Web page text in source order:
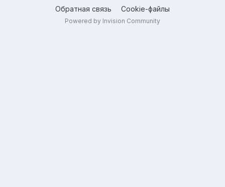
Обратная связь Cookie-файлы
Powered by Invision Community